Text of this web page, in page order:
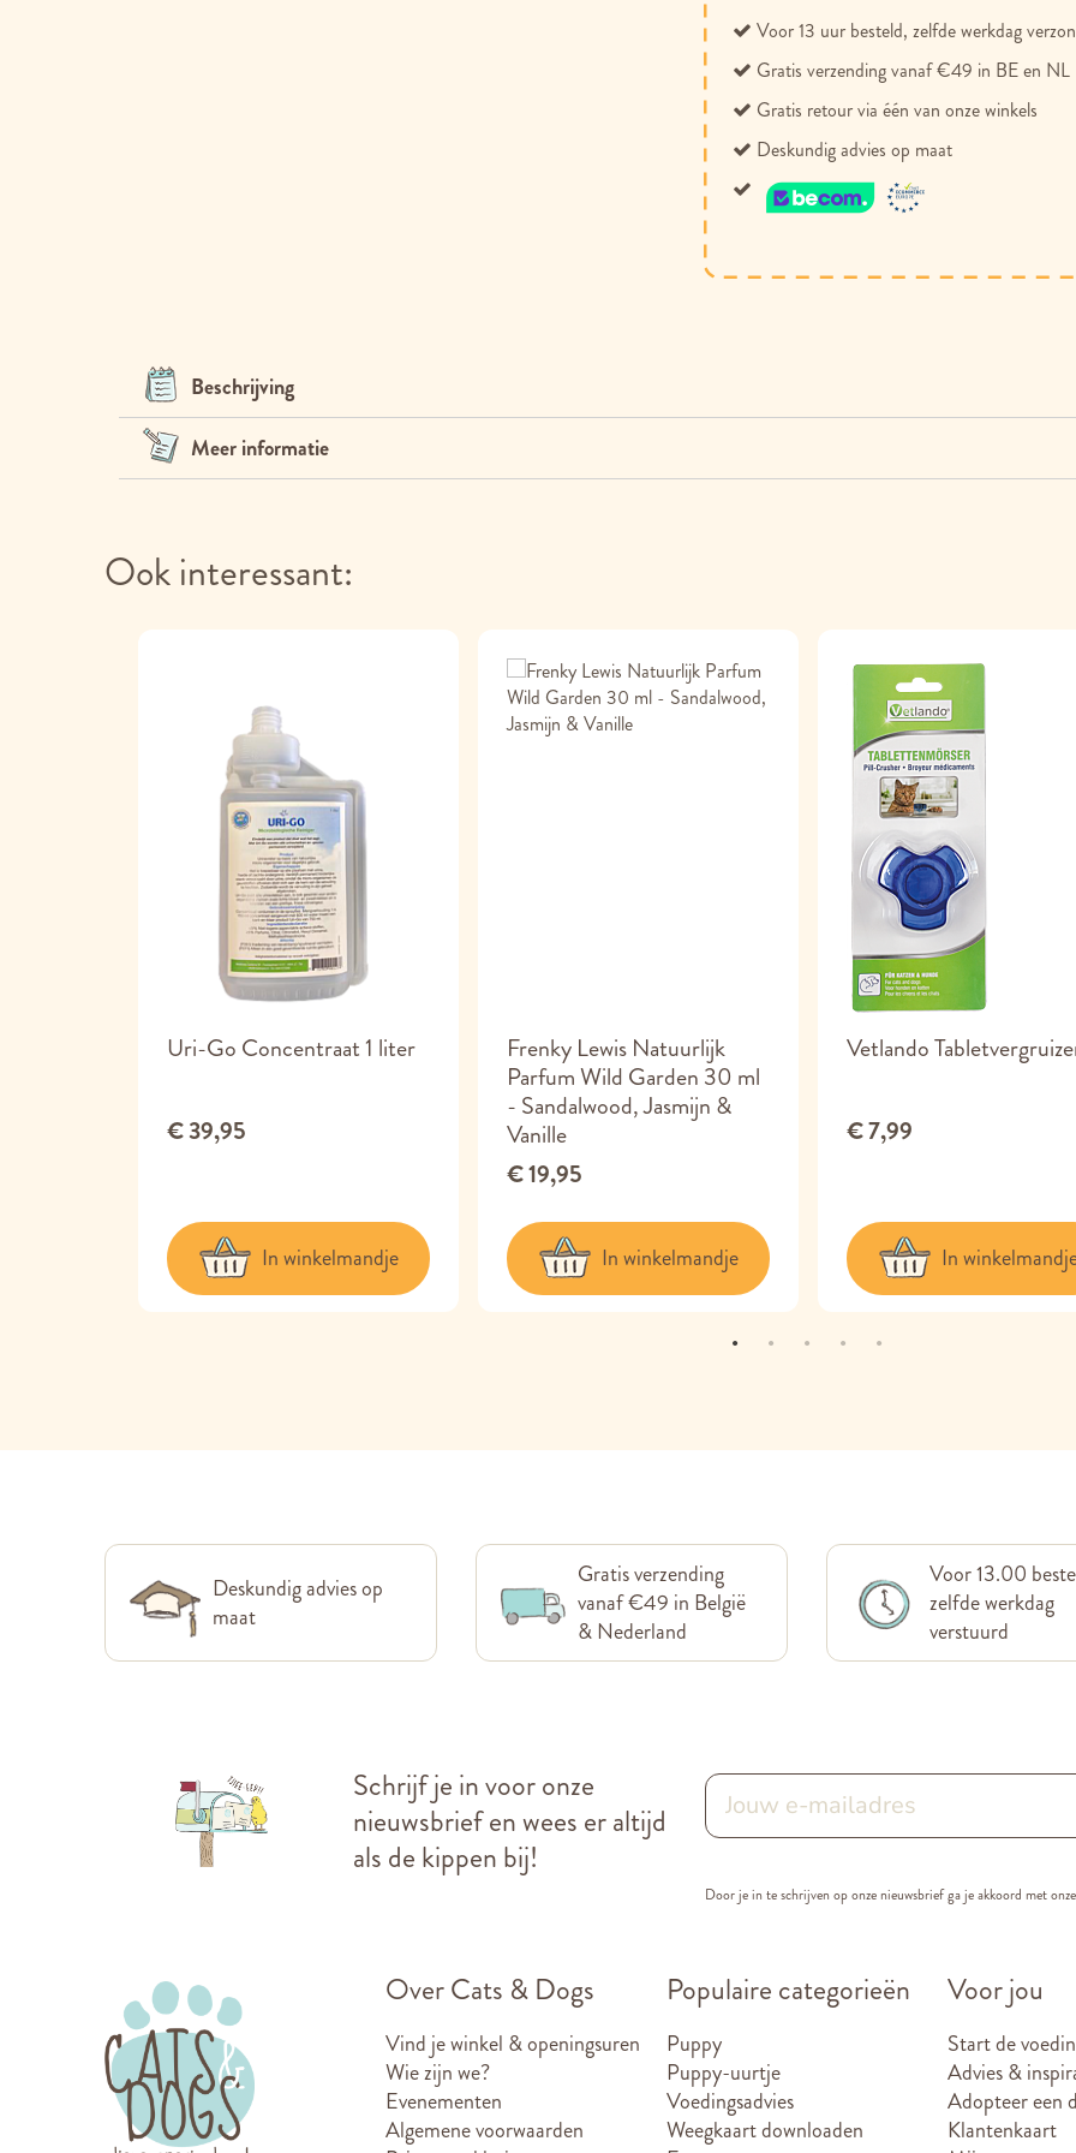
Voor 13 uur besteld, zelfde werkdag
Gratis verzending vanaf €49 in BE en NL
Gratis retour via één van onze winkels
Deskundig advies op maat
Beschrijving
Meer informatie
Ook interessant:
Uri-Go Concentraat 1 liter
€ 39,95
In winkelmandje
Frenky Lewis Natuurlijk
Parfum Wild Garden 30 ml
- Sandalwood, Jasmijn &
Vanille
€ 19,95
In winkelmandje
Vetlando
€ 7,99
In
Deskundig advies op
maat
Gratis verzending
vanaf €49 in België
& Nederland
Voor 13.00
zelfde werkdag
verstuurd
Schrijf je in voor onze
nieuwsbrief en wees er altijd
als de kippen bij!
Door je in te schrijven op onze nieuwsbrief ga je akkoord met
Over Cats & Dogs
Vind je winkel & openingsuren
Wie zijn we?
Evenementen
Algemene voorwaarden
Populaire categorieën
Puppy
Puppy-uurtje
Voedingsadvies
Weegkaart downloaden
Voor jou
Start de
Advies &
Adopteer een
Klantenkaart